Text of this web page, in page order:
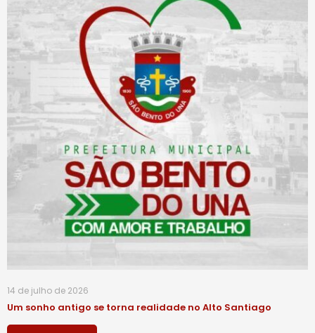
14 de julho de 2026
Um sonho antigo se torna realidade no Alto Santiago